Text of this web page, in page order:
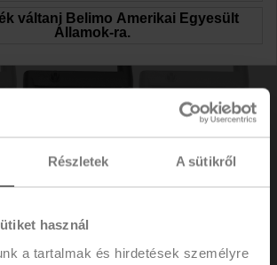
Részletek A sütikről
használ
a tartalmak és hirdetések személyre
váltani Belimo Amerikai Egyesült
Államok-ra.